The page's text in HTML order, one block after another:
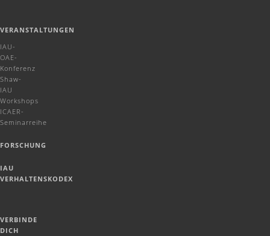
VERANSTALTUNGEN
IAU-
OAE-
Konferenz
Shaw-
IAU
Workshops
ICAER-
Seminarreihe
FORSCHUNG
IAU
VERHALTENSKODEX
VERBINDE
DICH